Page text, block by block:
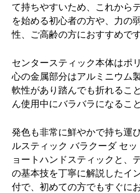
て持ちやすいため、これから
を始める初心者の方や、力の
性、ご高齢の方におすすめです
センタースティック本体はポ
心の金属部分はアルミニウム
軟性があり踏んでも折れるこ
ん使用中にバラバラになるこ
発色も非常に鮮やかで持ち運
ルスティック バラクーダ セ
ョートハンドスティックと、
の基本技を丁寧に解説したイ
付で、初めての方でもすぐに